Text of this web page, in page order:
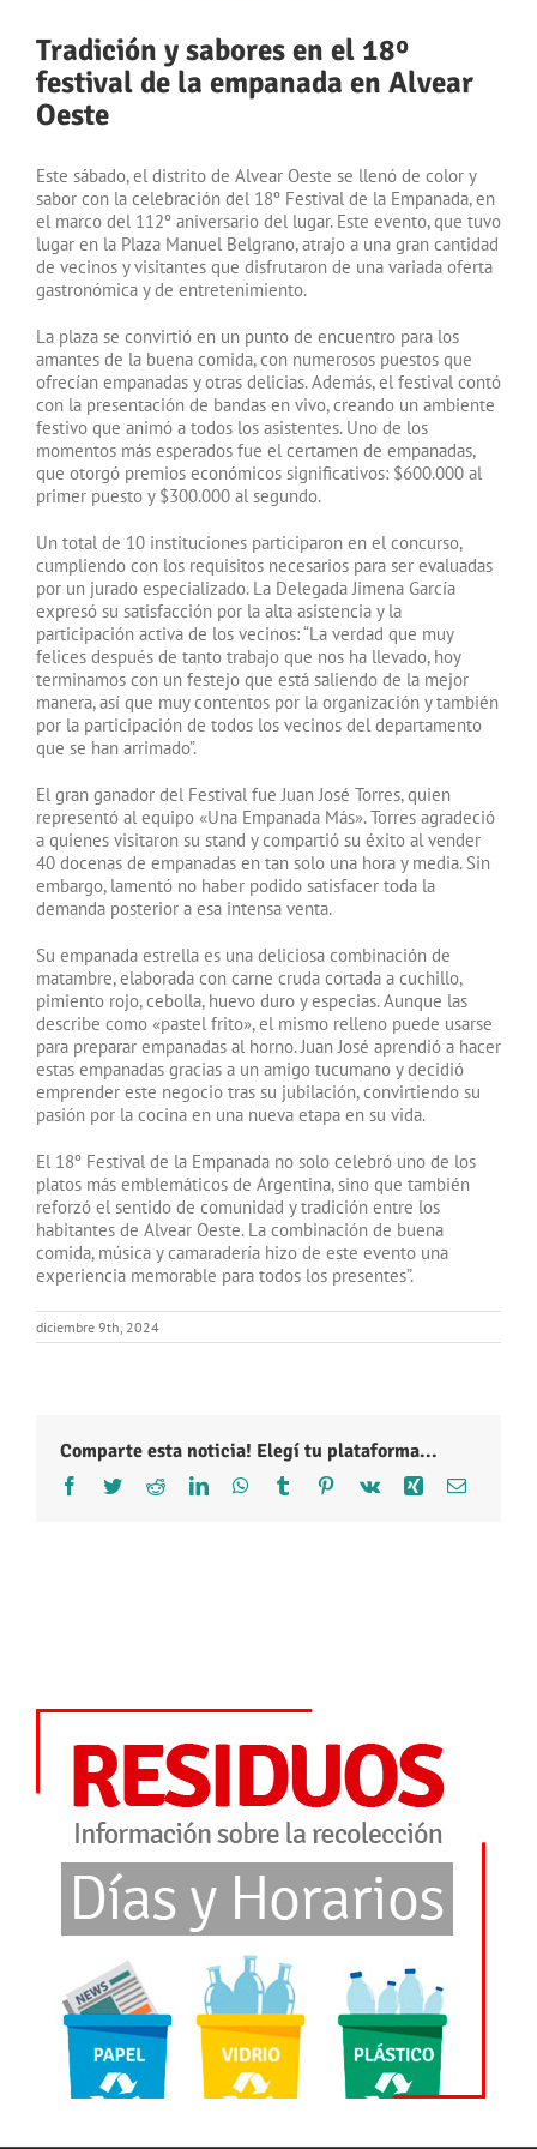
Tradición y sabores en el 18º
festival de la empanada en Alvear
Oeste
Este sábado, el distrito de Alvear Oeste se llenó de color y
sabor con la celebración del 18º Festival de la Empanada, en
el marco del 112º aniversario del lugar. Este evento, que tuvo
lugar en la Plaza Manuel Belgrano, atrajo a una gran cantidad
de vecinos y visitantes que disfrutaron de una variada oferta
gastronómica y de entretenimiento.
La plaza se convirtió en un punto de encuentro para los
amantes de la buena comida, con numerosos puestos que
ofrecían empanadas y otras delicias. Además, el festival contó
con la presentación de bandas en vivo, creando un ambiente
festivo que animó a todos los asistentes. Uno de los
momentos más esperados fue el certamen de empanadas,
que otorgó premios económicos significativos: $600.000 al
primer puesto y $300.000 al segundo.
Un total de 10 instituciones participaron en el concurso,
cumpliendo con los requisitos necesarios para ser evaluadas
por un jurado especializado. La Delegada Jimena García
expresó su satisfacción por la alta asistencia y la
participación activa de los vecinos: “La verdad que muy
felices después de tanto trabajo que nos ha llevado, hoy
terminamos con un festejo que está saliendo de la mejor
manera, así que muy contentos por la organización y también
por la participación de todos los vecinos del departamento
que se han arrimado”.
El gran ganador del Festival fue Juan José Torres, quien
representó al equipo «Una Empanada Más». Torres agradeció
a quienes visitaron su stand y compartió su éxito al vender
40 docenas de empanadas en tan solo una hora y media. Sin
embargo, lamentó no haber podido satisfacer toda la
demanda posterior a esa intensa venta.
Su empanada estrella es una deliciosa combinación de
matambre, elaborada con carne cruda cortada a cuchillo,
pimiento rojo, cebolla, huevo duro y especias. Aunque las
describe como «pastel frito», el mismo relleno puede usarse
para preparar empanadas al horno. Juan José aprendió a hacer
estas empanadas gracias a un amigo tucumano y decidió
emprender este negocio tras su jubilación, convirtiendo su
pasión por la cocina en una nueva etapa en su vida.
El 18º Festival de la Empanada no solo celebró uno de los
platos más emblemáticos de Argentina, sino que también
reforzó el sentido de comunidad y tradición entre los
habitantes de Alvear Oeste. La combinación de buena
comida, música y camaradería hizo de este evento una
experiencia memorable para todos los presentes”.
diciembre 9th, 2024
Comparte esta noticia! Elegí tu plataforma...
Facebook
TwitterRedditLinkedInWhatsApp
Tumblr Pinterest
Vk Xing Correo